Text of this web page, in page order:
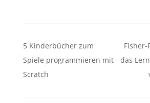
Beitragsnavigation
5 Kinderbücher zum
Spiele programmieren mit
Scratch
Fisher-
das